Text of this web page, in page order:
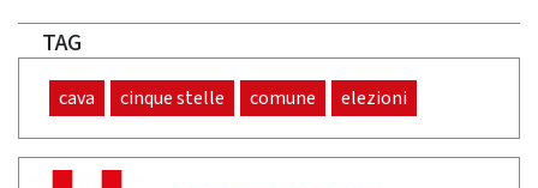
TAG
cava cinque stelle comune elezioni